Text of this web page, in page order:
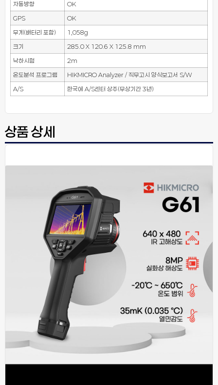
상품 상세
자동방향 OK
GPS OK
무게(배터리 포함) 1,058g
크기 285.0 X 120.6 X 125.8 mm
낙하시험 2m
온도분석 프로그램 HIKMICRO Analyzer / 직무고시 양식보고서 S/W
A/S 한국에 A/S센터 상주(무상기간 3년)